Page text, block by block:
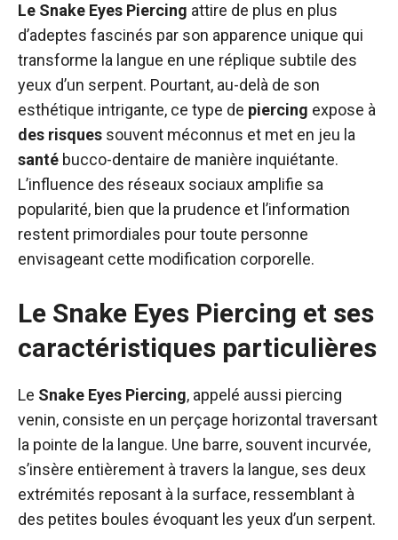
Le Snake Eyes Piercing attire de plus en plus
d’adeptes fascinés par son apparence unique qui
transforme la langue en une réplique subtile des
yeux d’un serpent. Pourtant, au-delà de son
esthétique intrigante, ce type de piercing expose à
des risques souvent méconnus et met en jeu la
santé bucco-dentaire de manière inquiétante.
L’influence des réseaux sociaux amplifie sa
popularité, bien que la prudence et l’information
restent primordiales pour toute personne
envisageant cette modification corporelle.
Le Snake Eyes Piercing et ses
caractéristiques particulières
Le Snake Eyes Piercing, appelé aussi piercing
venin, consiste en un perçage horizontal traversant
la pointe de la langue. Une barre, souvent incurvée,
s’insère entièrement à travers la langue, ses deux
extrémités reposant à la surface, ressemblant à
des petites boules évoquant les yeux d’un serpent.